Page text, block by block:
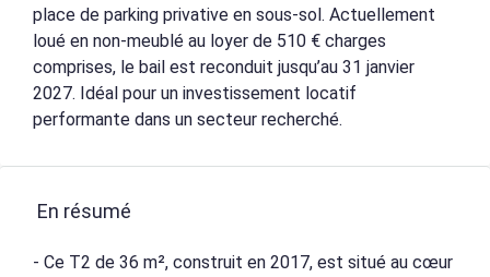
place de parking privative en sous-sol. Actuellement
loué en non-meublé au loyer de 510 € charges
comprises, le bail est reconduit jusqu’au 31 janvier
2027. Idéal pour un investissement locatif
performante dans un secteur recherché.
En résumé
- Ce T2 de 36 m², construit en 2017, est situé au cœur